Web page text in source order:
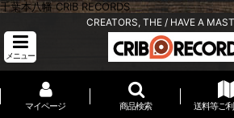
千葉本八幡 CRIB RECORDS
CREATORS, THE / HAVE A
メニュー
マイページ 商品検索 送料等ご